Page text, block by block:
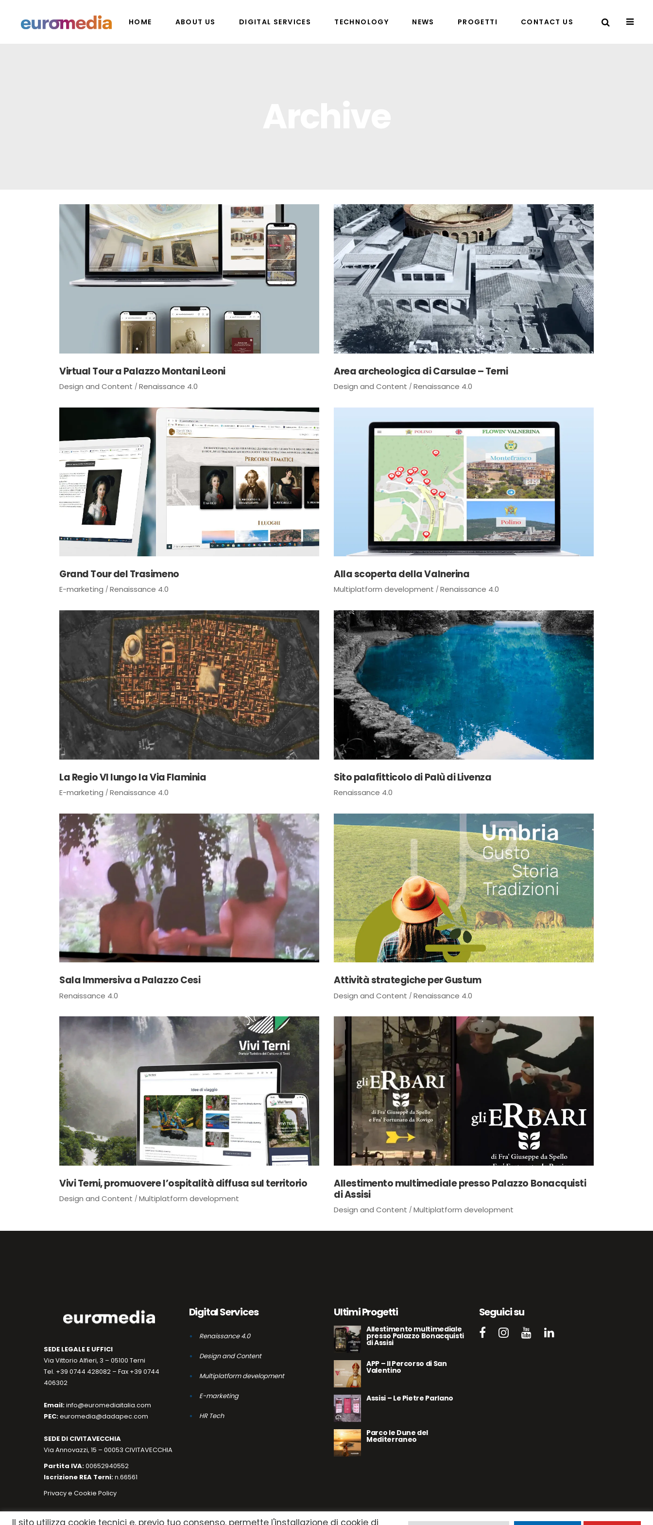
HOME ABOUT US DIGITAL SERVICES TECHNOLOGY NEWS PROGETTI CONTACT US
Virtual Tour a Palazzo Montani Leoni
Design and Content Renaissance 4.0
Area archeologica di Carsulae – Terni
Design and Content Renaissance 4.0
Grand Tour del Trasimeno
E-marketing Renaissance 4.0
Alla scoperta della Valnerina
Multiplatform development Renaissance 4.0
La Regio VI lungo la Via Flaminia
E-marketing Renaissance 4.0
Sito palafitticolo di Palù di Livenza
Renaissance 4.0
Sala Immersiva a Palazzo Cesi
Renaissance 4.0
Attività strategiche per Gustum
Design and Content Renaissance 4.0
Vivi Terni, promuovere l’ospitalità diffusa sul territorio
Design and Content Multiplatform development
Allestimento multimediale presso Palazzo Bonacquisti
di Assisi
Design and Content Multiplatform development
SEDE LEGALE E UFFICI
Via Vittorio Alfieri, 3 – 05100 Terni
Tel. +39 0744 428082 – Fax +39 0744
406302
Email:info@euromediaitalia.com
PEC:euromedia@dadapec.com
SEDE DI CIVITAVECCHIA
Via Annovazzi, 15 – 00053 CIVITAVECCHIA
Partita IVA:00652940552
Iscrizione REA Terni:n.66561
Privacy e Cookie Policy
Digital Services
Renaissance 4.0
Design and Content
Multiplatform development
E-marketing
HR Tech
Ultimi Progetti
Allestimento multimediale
presso Palazzo Bonacquisti
di Assisi
APP – Il Percorso di San
Valentino
Assisi – Le Pietre Parlano
Parco le Dune del
Mediterraneo
Seguici su
Il sito utilizza cookie tecnici e, previo tuo consenso, permette l'installazione di cookie di